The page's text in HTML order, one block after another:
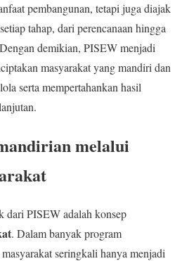
pembangunan, tetapi juga diajak
tahap, dari perencanaan hingga
demikian, PISEW menjadi
masyarakat yang mandiri dan
serta mempertahankan hasil
melalui
dari PISEW adalah konsep
. Dalam banyak program
seringkali hanya menjadi